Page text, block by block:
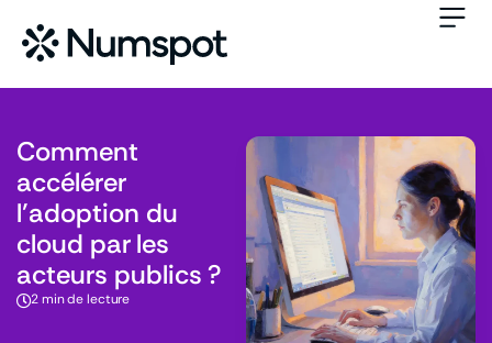
Comment
accélérer
l’adoption du
cloud par les
acteurs publics ?
2 min de lecture